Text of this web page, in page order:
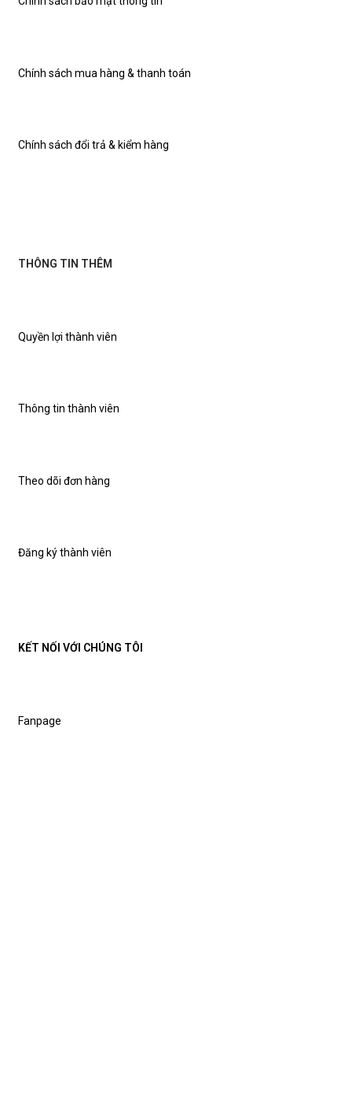
THÔNG TIN THÊM
Quyền lợi thành viên
Thông tin thành viên
Theo dõi đơn hàng
Đăng ký thành viên
Chính sách mua hàng & thanh toán
Chính sách đổi trả & kiểm hàng
KẾT NỐI VỚI CHÚNG TÔI
Fanpage